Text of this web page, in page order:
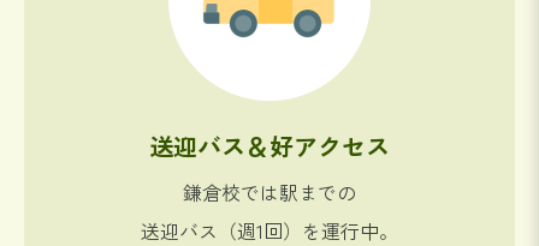
送迎バス＆好アクセス
鎌倉校では駅までの
送迎バス（週1回）を運行中。